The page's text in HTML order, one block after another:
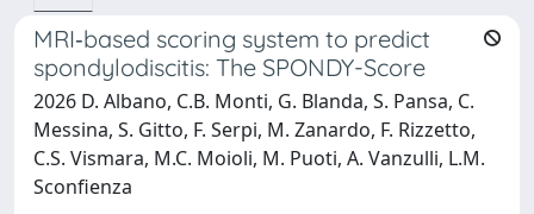
MRI‑based scoring system to predict
spondylodiscitis: The SPONDY-Score
2026 D. Albano, C.B. Monti, G. Blanda, S. Pansa, C.
Messina, S. Gitto, F. Serpi, M. Zanardo, F. Rizzetto,
C.S. Vismara, M.C. Moioli, M. Puoti, A. Vanzulli, L.M.
Sconfienza